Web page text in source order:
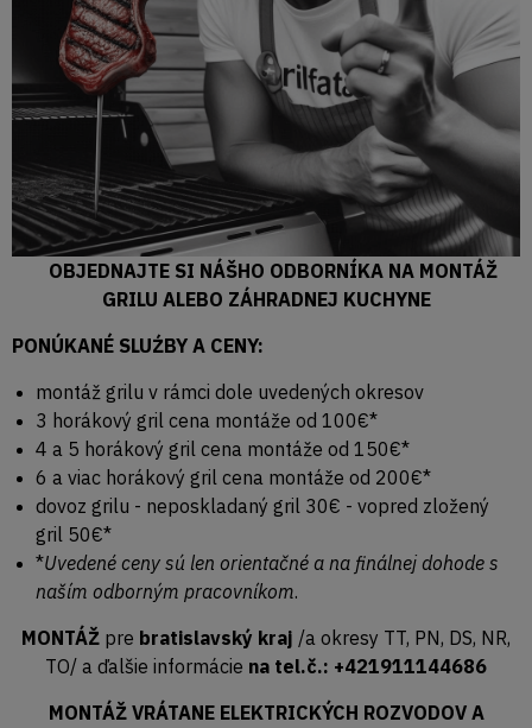
OBJEDNAJTE SI NÁŠHO ODBORNÍKA NA MONTÁŽ
GRILU ALEBO ZÁHRADNEJ KUCHYNE
PONÚKANÉ SLUŹBY A CENY:
montáž grilu v rámci dole uvedených okresov
3 horákový gril cena montáže od 100€*
4 a 5 horákový gril cena montáže od 150€*
6 a viac horákový gril cena montáže od 200€*
dovoz grilu - neposkladaný gril 30€ - vopred zložený
gril 50€*
*Uvedené ceny sú len orientačné a na finálnej dohode s
naším odborným pracovníkom.
MONTÁŽ pre bratislavský kraj /a okresy TT, PN, DS, NR,
TO/ a ďalšie informácie na tel.č.: +421911144686
MONTÁŽ VRÁTANE ELEKTRICKÝCH ROZVODOV A